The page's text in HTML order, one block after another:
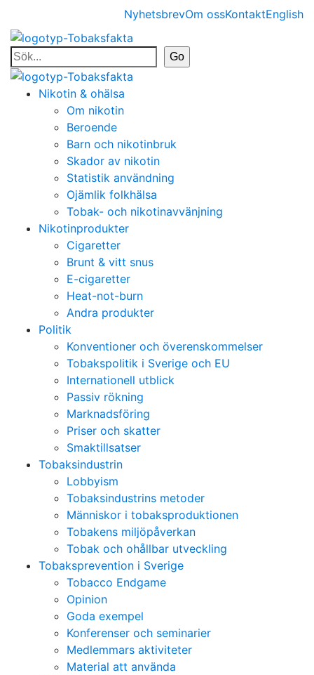
NyhetsbrevOm ossKontaktEnglish
Nikotin & ohälsa
Om nikotin
Beroende
Barn och nikotinbruk
Skador av nikotin
Statistik användning
Ojämlik folkhälsa
Tobak- och nikotinavvänjning
Nikotinprodukter
Cigaretter
Brunt & vitt snus
E-cigaretter
Heat-not-burn
Andra produkter
Politik
Konventioner och överenskommelser
Tobakspolitik i Sverige och EU
Internationell utblick
Passiv rökning
Marknadsföring
Priser och skatter
Smaktillsatser
Tobaksindustrin
Lobbyism
Tobaksindustrins metoder
Människor i tobaksproduktionen
Tobakens miljöpåverkan
Tobak och ohållbar utveckling
Tobaksprevention i Sverige
Tobacco Endgame
Opinion
Goda exempel
Konferenser och seminarier
Medlemmars aktiviteter
Material att använda